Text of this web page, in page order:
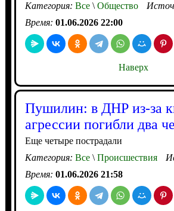
Категория: Все\Общество
Время: 01.06.2026 22:00
Наверх
Пушилин: в ДНР из-за
агрессии погибли два
Еще четыре пострадали
Категория: Все\Происшествия
Время: 01.06.2026 21:58